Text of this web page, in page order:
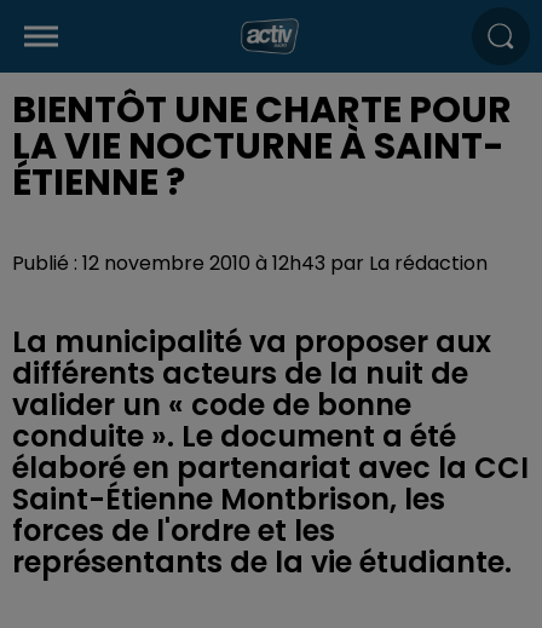
BIENTÔT UNE CHARTE POUR
LA VIE NOCTURNE À SAINT-
ÉTIENNE ?
Publié : 12 novembre 2010 à 12h43 par La rédaction
La municipalité va proposer aux
différents acteurs de la nuit de
valider un « code de bonne
conduite ». Le document a été
élaboré en partenariat avec la CCI
Saint-Étienne Montbrison, les
forces de l'ordre et les
représentants de la vie étudiante.